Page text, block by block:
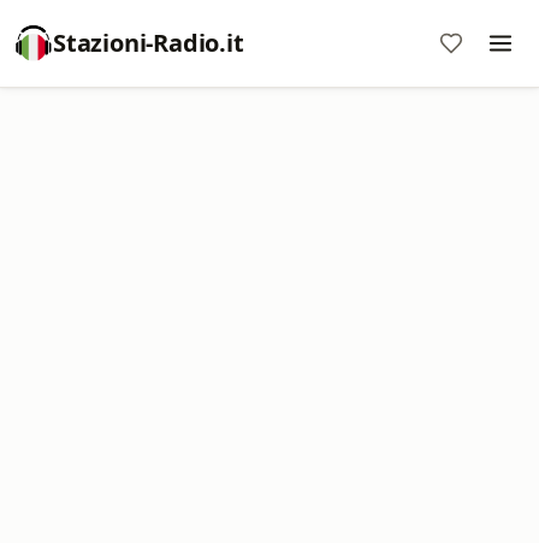
Stazioni-Radio.it